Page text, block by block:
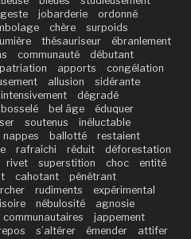
jobarderie
ordonné
chère
surpoids
lumière thésauriseur
ébranlement
communauté
débutant
apports
congélation
allusion
sidérante
intensivement
dégradé
bosselé bel âge
éduquer
soutenus
inéluctable
nappes ballotté
restaient
rafraîchi réduit
déforestation
rivet superstition choc
entité
cahotant
pénétrant
rudiments
expérimental
nébulosité
agnosie
communautaires
jappement
s’altérer émender
attifer